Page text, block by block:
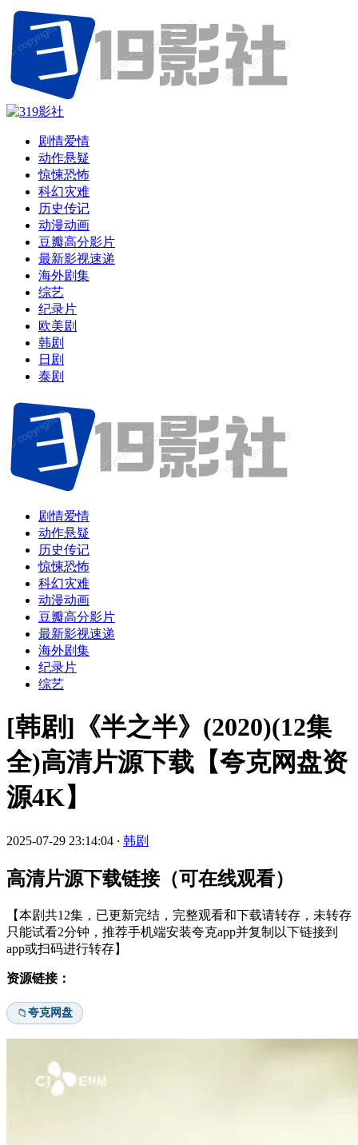
剧情爱情
动作悬疑
惊悚恐怖
科幻灾难
历史传记
动漫动画
豆瓣高分影片
最新影视速递
海外剧集
综艺
纪录片
欧美剧
韩剧
日剧
泰剧
剧情爱情
动作悬疑
历史传记
惊悚恐怖
科幻灾难
动漫动画
豆瓣高分影片
最新影视速递
海外剧集
纪录片
综艺
[韩剧]《半之半》(2020)(12集
全)高清片源下载【夸克网盘资
源4K】
2025-07-29 23:14:04 · 韩剧
高清片源下载链接（可在线观看）
【本剧共12集，已更新完结，完整观看和下载请转存，未转存
只能试看2分钟，推荐手机端安装夸克app并复制以下链接到
app或扫码进行转存】
资源链接：
📁夸克网盘